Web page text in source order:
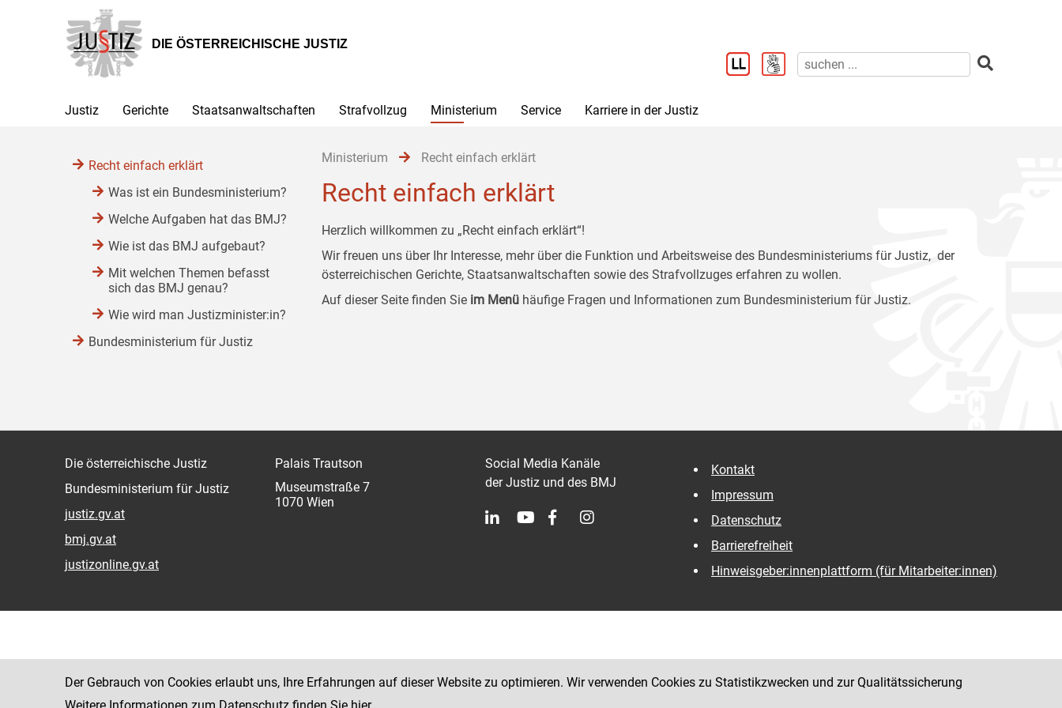
Hauptnavigation
[1]
Inhalt
[2]
Untermenü
[3]
DIE ÖSTERREICHISCHE JUSTIZ
Justiz Gerichte Staatsanwaltschaften Strafvollzug Ministerium Service Karriere in der Justiz
Ministerium Recht einfach erklärt
Recht einfach erklärt
Herzlich willkommen zu „Recht einfach erklärt“!
Wir freuen uns über Ihr Interesse, mehr über die Funktion und Arbeitsweise des Bundesministeriums für Justiz, der
österreichischen Gerichte, Staatsanwaltschaften sowie des Strafvollzuges erfahren zu wollen.
Auf dieser Seite finden Sie im Menü häufige Fragen und Informationen zum Bundesministerium für Justiz.
Recht einfach erklärt
Was ist ein Bundesministerium?
Welche Aufgaben hat das BMJ?
Wie ist das BMJ aufgebaut?
Mit welchen Themen befasst
sich das BMJ genau?
Wie wird man Justizminister:in?
Bundesministerium für Justiz
Die österreichische Justiz
Bundesministerium für Justiz
justiz.gv.at
bmj.gv.at
justizonline.gv.at
Palais Trautson
Museumstraße 7
1070 Wien
Social Media Kanäle
der Justiz und des BMJ
Kontakt
Impressum
Datenschutz
Barrierefreiheit
Hinweisgeber:innenplattform (für Mitarbeiter:innen)
Der Gebrauch von Cookies erlaubt uns, Ihre Erfahrungen auf dieser Website zu optimieren. Wir verwenden Cookies zu Statistikzwecken und zur Qualitätssicherung